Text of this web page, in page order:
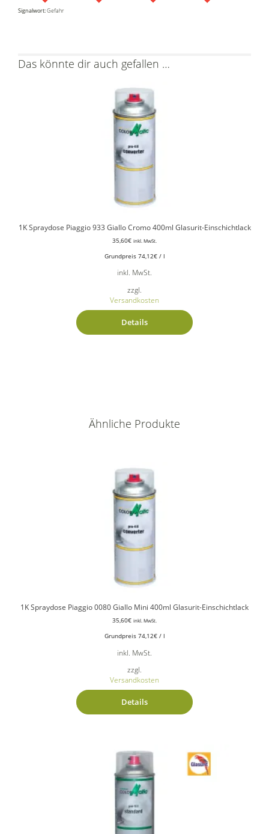
Signalwort:Gefahr
Das könnte dir auch gefallen …
1K Spraydose Piaggio 933 Giallo Cromo 400ml Glasurit-Einschichtlack
35,60€ inkl. MwSt.
Grundpreis 74,12€/ l
inkl. MwSt.
zzgl.
Versandkosten
Details
Ähnliche Produkte
1K Spraydose Piaggio 0080 Giallo Mini 400ml Glasurit-Einschichtlack
35,60€ inkl. MwSt.
Grundpreis 74,12€/ l
inkl. MwSt.
zzgl.
Versandkosten
Details